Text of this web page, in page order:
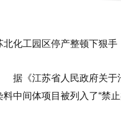
北化工园区停产整顿下狠
《江苏省人民政府关于沿
料中间体项目被列入了“禁